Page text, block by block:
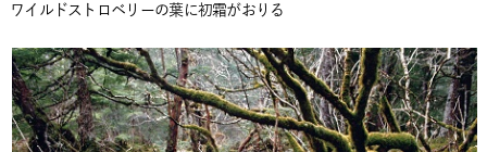
ワイルドストロベリーの葉に初霜がおりる